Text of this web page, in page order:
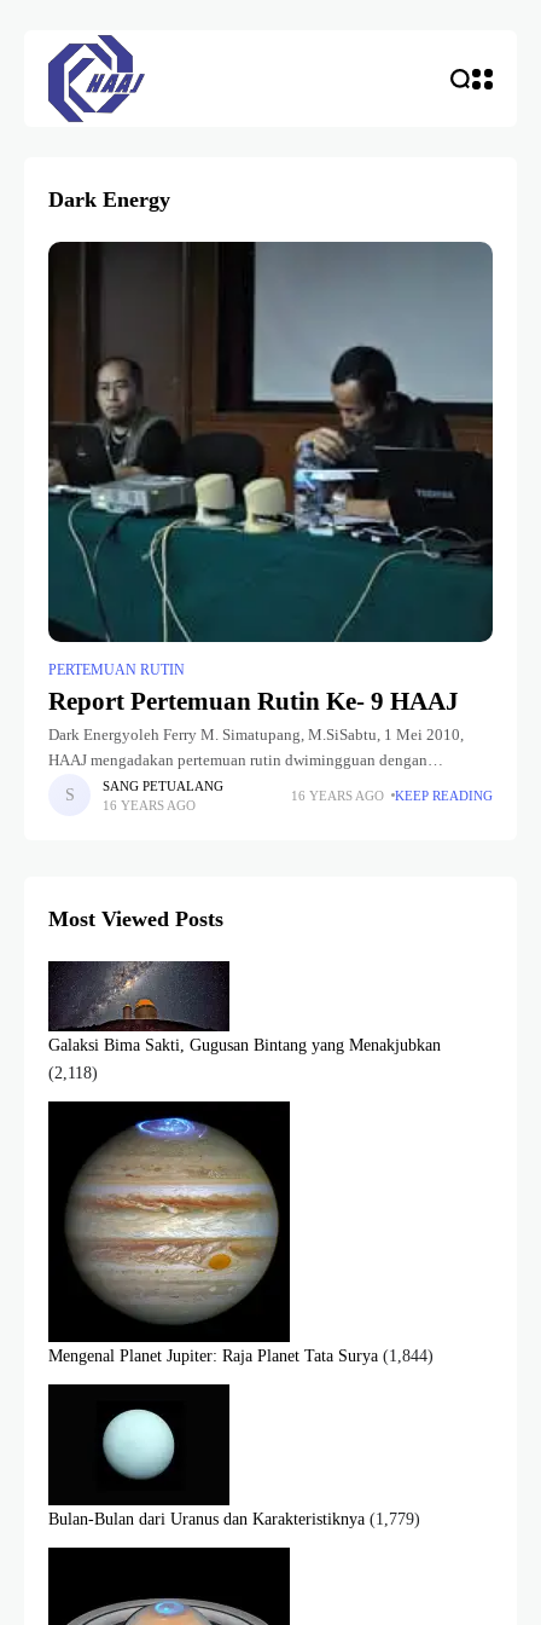
Dark Energy
PERTEMUAN RUTIN
Report Pertemuan Rutin Ke- 9 HAAJ
Dark Energyoleh Ferry M. Simatupang, M.SiSabtu, 1 Mei 2010,
HAAJ mengadakan pertemuan rutin dwimingguan dengan
Narasumber dari dosen Astronomi ITB, dan materi yang dibawakan
yaitu Dark Energy atau Energi Gelap.
SANG PETUALANG
16 YEARS AGO
16 YEARS AGO KEEP READING
Most Viewed Posts
Galaksi Bima Sakti, Gugusan Bintang yang Menakjubkan
(2,118)
Mengenal Planet Jupiter: Raja Planet Tata Surya (1,844)
Bulan-Bulan dari Uranus dan Karakteristiknya (1,779)